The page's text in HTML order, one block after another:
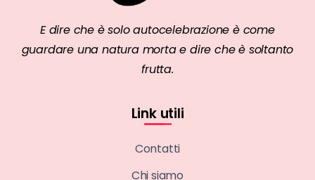
E dire che è solo autocelebrazione è come
guardare una natura morta e dire che è soltanto
frutta.
Link utili
Contatti
Chi siamo